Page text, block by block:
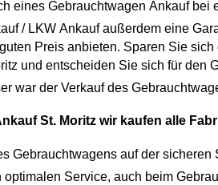
eines Gebrauchtwagen Ankaufbei
/ LKW Ankaufaußerdem eine
Preis anbieten. Sparen Sie
und entscheiden Sie sich für den
war der Verkauf des
St. Moritz wir kaufen alle
Gebrauchtwagens auf der sicheren
Schweizweit vertreten und bietet Ihnen optimalen Service, auch beim